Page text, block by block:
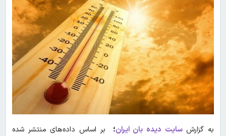
به گزارشسایت دیده بان ایران؛ بر اساس داده‌های منتشر شده